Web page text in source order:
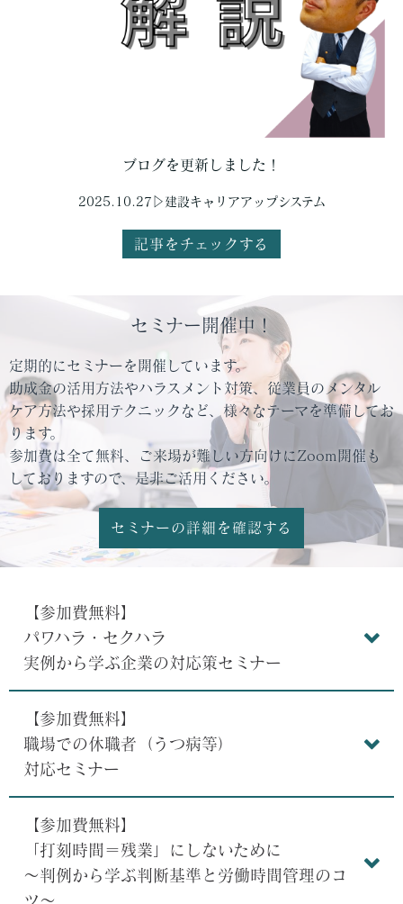
ブログを更新しました！
2025.10.27▷建設キャリアアップシステム
記事をチェックする
セミナー開催中！
定期的にセミナーを開催しています。
助成金の活用方法やハラスメント対策、従業員のメンタル
ケア方法や採用テクニックなど、様々なテーマを準備してお
ります。
参加費は全て無料、ご来場が難しい方向けにZoom開催も
しておりますので、是非ご活用ください。
セミナーの詳細を確認する
【参加費無料】
パワハラ・セクハラ
実例から学ぶ企業の対応策セミナー
【参加費無料】
職場での休職者（うつ病等）
対応セミナー
【参加費無料】
「打刻時間＝残業」にしないために
～判例から学ぶ判断基準と労働時間管理のコ
ツ～